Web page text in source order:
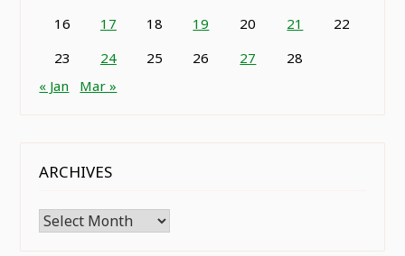
16
17 18 19 20 21
22
23
24 25 26 27
28
« Jan
Mar »
ARCHIVES
Archives